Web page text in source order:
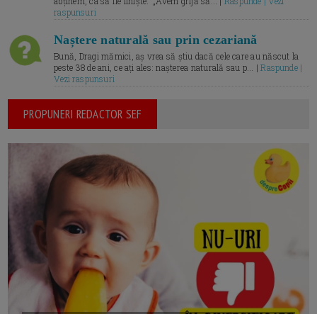
raspunsuri
Naștere naturală sau prin cezariană
Bună, Dragi mămici, aș vrea să știu dacă cele care au născut la
peste 38 de ani, ce ați ales: nașterea naturală sau p... |Raspunde |
Vezi raspunsuri
PROPUNERI REDACTOR SEF